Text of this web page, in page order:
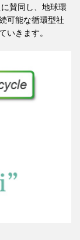
賛同し、地球環
可能な循環型社
いきます。